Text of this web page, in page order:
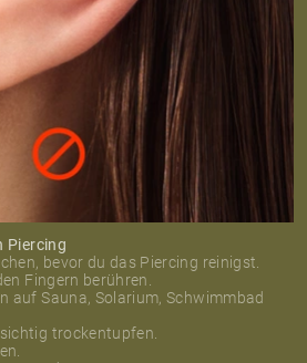
Piercing
bevor du das Piercing reinigst.
Fingern berühren.
auf Sauna, Solarium, Schwimmbad
trockentupfen.